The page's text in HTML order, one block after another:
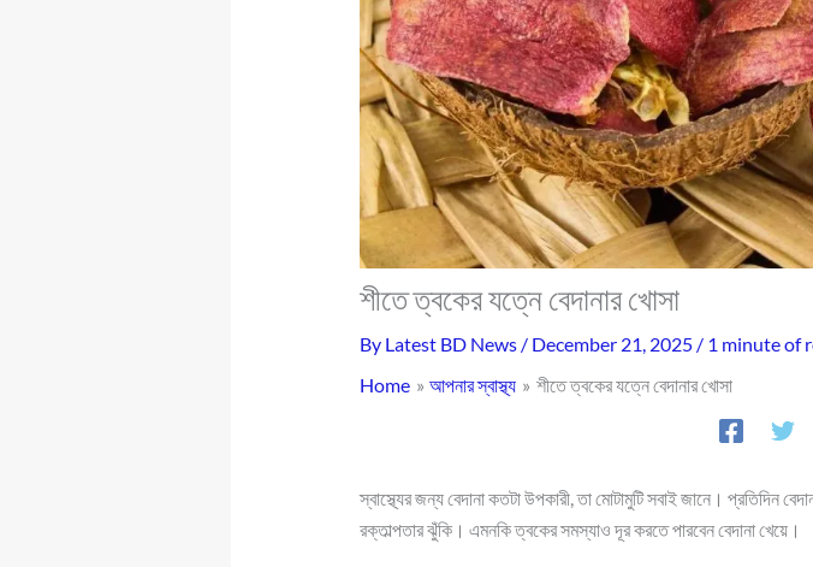
শীতে ত্বকের যত্নে বেদানার খোসা
By Latest BD News / December 21, 2025 / 1 minute of
Home
আপনার স্বাস্থ্য শীতে ত্বকের যত্নে বেদানার খোসা
স্বাস্থ্যের জন্য বেদানা কতটা উপকারী, তা মোটামুটি সবাই জানে। প্রতিদিন
রক্তাল্পতার ঝুঁকি। এমনকি ত্বকের সমস্যাও দূর করতে পারবেন বেদানা খেয়ে।